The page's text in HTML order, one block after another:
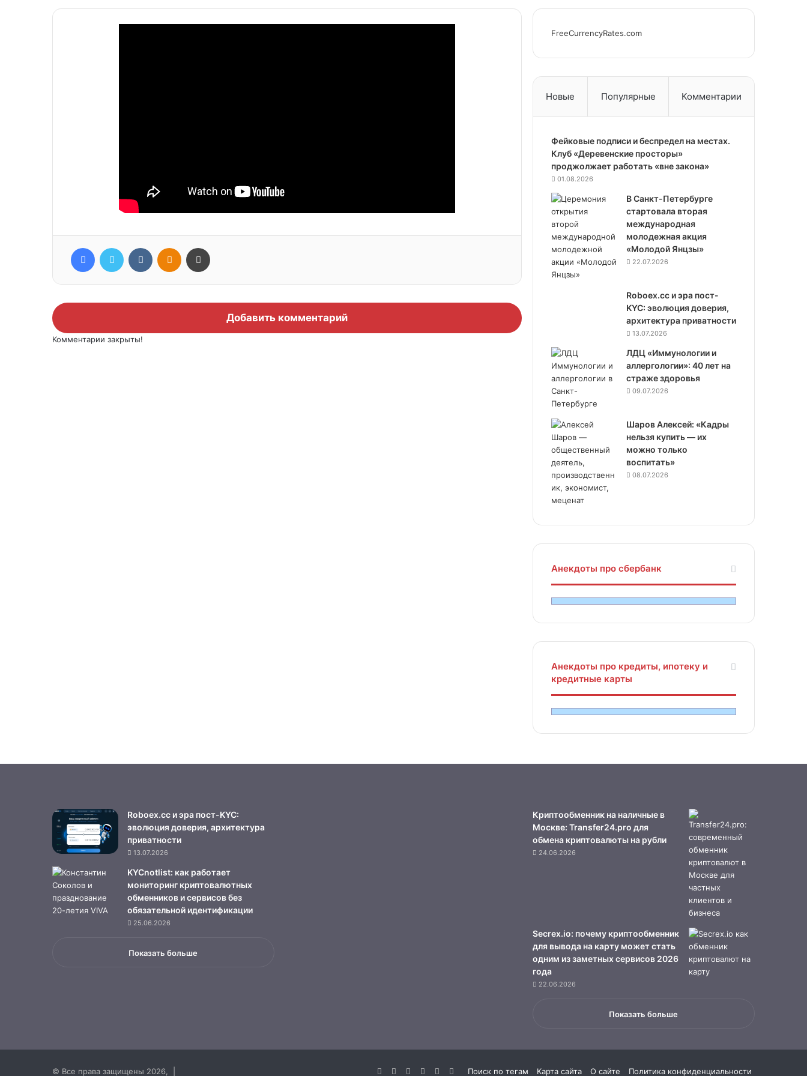
FacebookTwitter ВконтактеОдноклассники
Добавить комментарий
Комментарии закрыты!
FreeCurrencyRates.com
Новые Популярные Комментарии
Фейковые подписи и беспредел на местах.
Клуб «Деревенские просторы»
проджолжает работать «вне закона»
01.08.2026
В Санкт-Петербурге
стартовала вторая
международная
молодежная акция
«Молодой Янцзы»
22.07.2026
Roboex.cc и эра пост-
KYC: эволюция доверия,
архитектура приватности
13.07.2026
ЛДЦ «Иммунологии и
аллергологии»: 40 лет на
страже здоровья
09.07.2026
Шаров Алексей: «Кадры
нельзя купить — их
можно только
воспитать»
08.07.2026
Анекдоты про сбербанк
Анекдоты про кредиты, ипотеку и
кредитные карты
Roboex.cc и эра пост-KYC:
эволюция доверия, архитектура
приватности
13.07.2026
KYCnotlist: как работает
мониторинг криптовалютных
обменников и сервисов без
обязательной идентификации
25.06.2026
Показать больше
Криптообменник на наличные в
Москве: Transfer24.pro для
обмена криптовалюты на рубли
24.06.2026
Secrex.io: почему криптообменник
для вывода на карту может стать
одним из заметных сервисов 2026
года
22.06.2026
Показать больше
© Все права защищены 2026, | Поиск по тегам Карта сайта О сайте Политика конфиденциальности
Facebook
TwitterYouTubevk.comОдноклассники
Telegram